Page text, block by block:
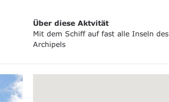
Über diese Aktvität
Mit dem Schiff auf fast alle Inseln des
Archipels